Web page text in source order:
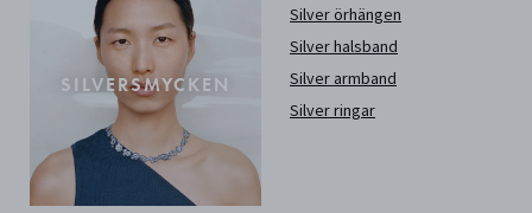
SILVERSMYCKEN
Silver örhängen
Silver halsband
Silver armband
Silver ringar